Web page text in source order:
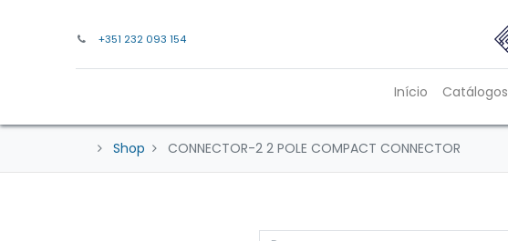
+351 232 093 154
Início Catálogos
Shop CONNECTOR-2 2 POLE COMPACT CONNECTOR